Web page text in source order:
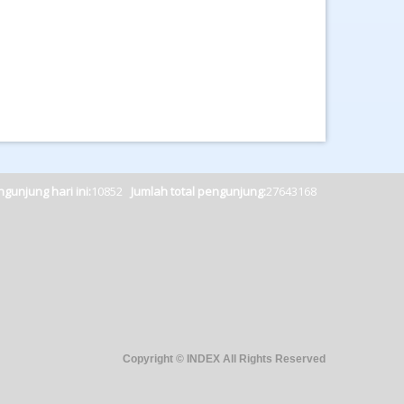
hari ini:10852 Jumlah total pengunjung:27643168
Copyright © INDEX All Rights Reserved